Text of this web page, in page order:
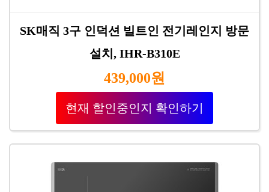
SK매직 3구 인덕션 빌트인 전기레인지 방문
설치, IHR-B310E
439,000원
현재 할인중인지 확인하기